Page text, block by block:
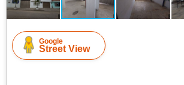
Google
Street View